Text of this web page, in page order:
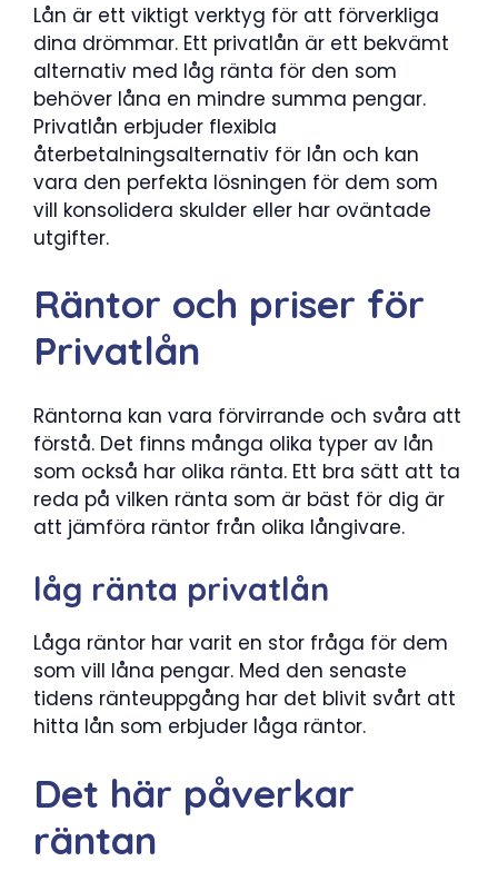
Lån är ett viktigt verktyg för att förverkliga
dina drömmar. Ett privatlån är ett bekvämt
alternativ med låg ränta för den som
behöver låna en mindre summa pengar.
Privatlån erbjuder flexibla
återbetalningsalternativ för lån och kan
vara den perfekta lösningen för dem som
vill konsolidera skulder eller har oväntade
utgifter.
Räntor och priser för
Privatlån
Räntorna kan vara förvirrande och svåra att
förstå. Det finns många olika typer av lån
som också har olika ränta. Ett bra sätt att ta
reda på vilken ränta som är bäst för dig är
att jämföra räntor från olika långivare.
låg ränta privatlån
Låga räntor har varit en stor fråga för dem
som vill låna pengar. Med den senaste
tidens ränteuppgång har det blivit svårt att
hitta lån som erbjuder låga räntor.
Det här påverkar
räntan